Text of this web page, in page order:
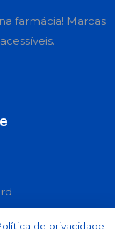
farmácia! Marcas
de privacidade